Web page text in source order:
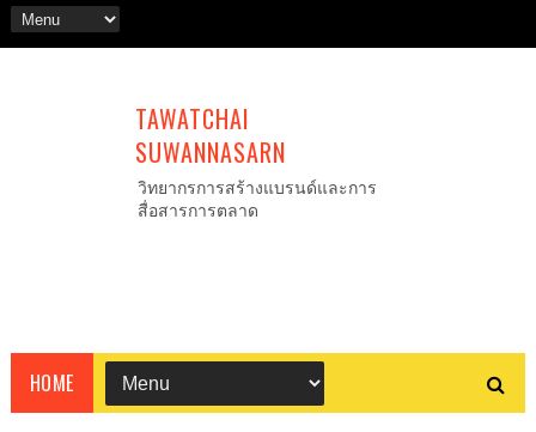
TAWATCHAI
SUWANNASARN
วิทยากรการสร้างแบรนด์และการ
สื่อสารการตลาด
HOME